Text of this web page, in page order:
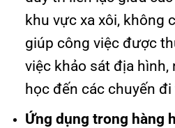
khu vực xa xôi, không
giúp công việc được
việc khảo sát địa
học đến các chuyến
Ứng dụng trong hàng